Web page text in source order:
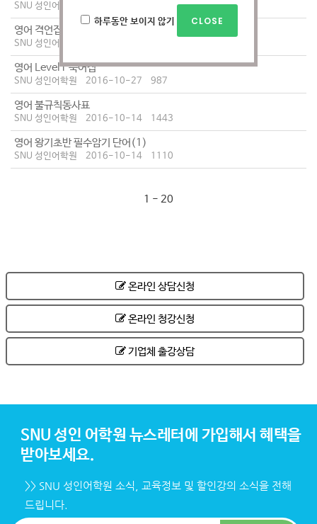
하루동안 보이지 않기
SNU 성인어학원
영어 격언집
SNU 성인어학원
영어 Level1 숙어집
SNU 성인어학원 2016-10-27 987
영어 불규칙동사표
SNU 성인어학원 2016-10-14 1443
영어 왕기초반 필수암기 단어(1)
SNU 성인어학원 2016-10-14 1110
1 - 20
온라인 상담신청
온라인 청강신청
기업체 출강상담
SNU 성인 어학원 뉴스레터에 가입해서 혜택을
받아보세요.
>> SNU 성인어학원 소식, 교육정보 및 할인강의 소식을 전해
드립니다.